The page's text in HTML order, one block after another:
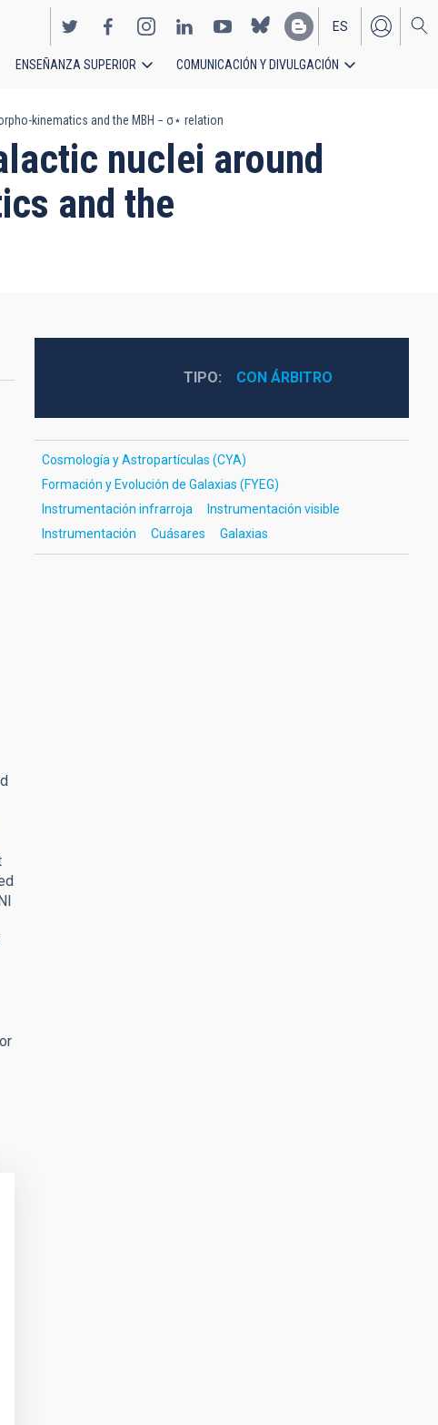
EN
ES
ENSEÑANZA SUPERIOR COMUNICACIÓN Y DIVULGACIÓN
kinematics and the MBH − σ⋆ relation
nuclei around
and the
TIPO CON ÁRBITRO
Cosmología y Astropartículas (CYA)
Formación y Evolución de Galaxias (FYEG)
Instrumentación infrarroja
Instrumentación visible
Instrumentación
Cuásares Galaxias